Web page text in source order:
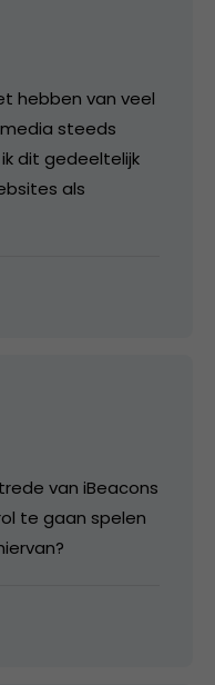
hebben van veel
steeds
dit gedeeltelijk
als
van iBeacons
te gaan spelen